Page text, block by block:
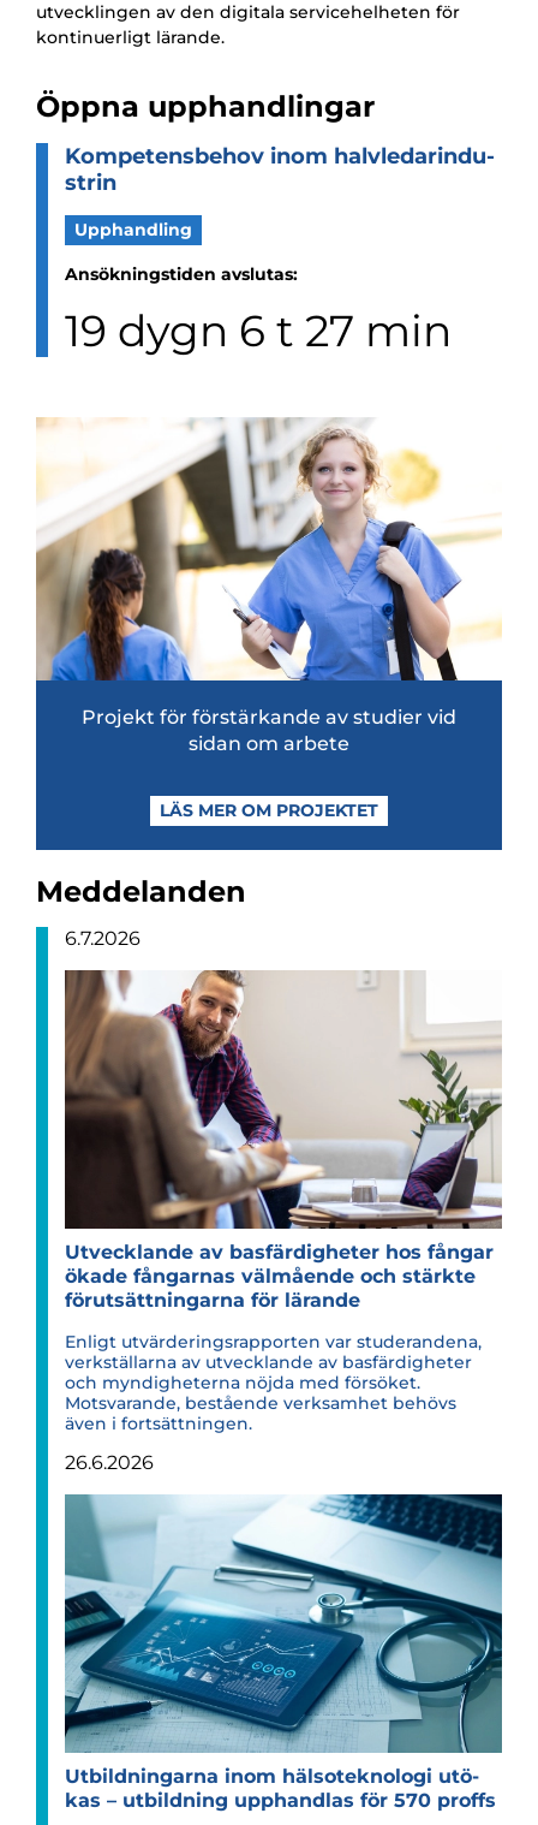
utvecklingen av den digitala servicehelheten för
kontinuerligt lärande.
Öppna upphandlingar
Kom­pe­tens­be­hov inom halv­le­dar­in­du­
strin
Upphandling
Ansökningstiden avslutas:
19 dygn 6 t 27 min
Pro­jekt för för­stär­kande av stu­dier vid
sidan om arbete
LÄS MER OM PROJEKTET
Meddelanden
6.7.2026
Utveck­lande av bas­fär­dig­he­ter hos fångar
ökade fång­ar­nas väl­må­ende och stärkte
för­ut­sätt­ning­arna för lärande
Enligt utvärderingsrapporten var studerandena,
verkställarna av utvecklande av basfärdigheter
och myndigheterna nöjda med försöket.
Motsvarande, bestående verksamhet behövs
även i fortsättningen.
26.6.2026
Utbild­ning­arna inom häl­so­tek­no­logi utö­
kas – utbild­ning upp­hand­las för 570 proffs